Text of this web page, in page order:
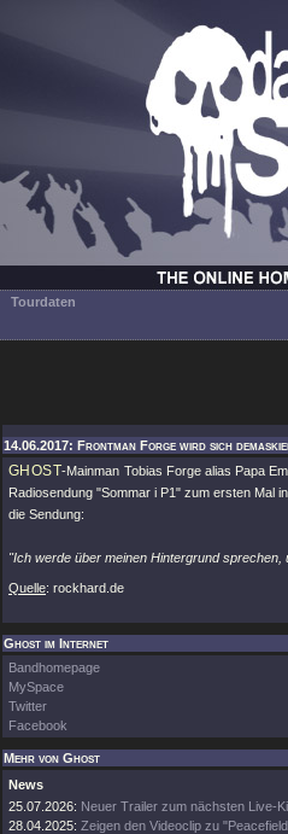
Tourdaten
14.06.2017: Frontman Forge wird sich
GHOST-Mainman Tobias Forge alias Papa
Radiosendung "Sommar i P1" zum ersten Mal
die Sendung:
"Ich werde über meinen Hintergrund
Quelle: rockhard.de
Ghost im Internet
Bandhomepage
MySpace
Twitter
Facebook
Mehr von Ghost
News
25.07.2026: Neuer Trailer zum nächsten Live-
28.04.2025: Zeigen den Videoclip zu